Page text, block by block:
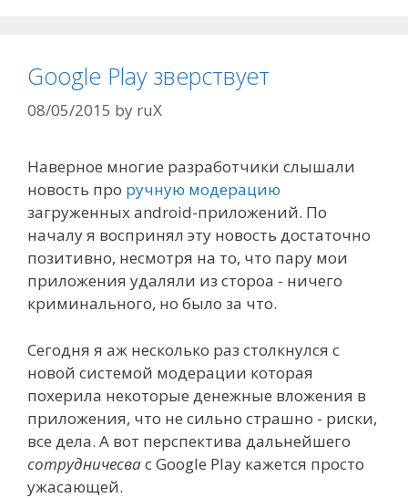
Google Play зверствует
08/05/2015 by ruX
Наверное многие разработчики слышали
новость про ручную модерацию
загруженных android-приложений. По
началу я воспринял эту новость достаточно
позитивно, несмотря на то, что пару мои
приложения удаляли из стороа - ничего
криминального, но было за что.
Сегодня я аж несколько раз столкнулся с
новой системой модерации которая
похерила некоторые денежные вложения в
приложения, что не сильно страшно - риски,
все дела. А вот перспектива дальнейшего
сотрудничесвас Google Play кажется просто
ужасающей.